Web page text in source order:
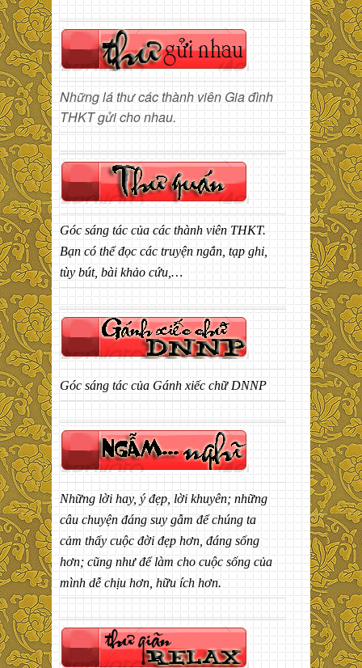
Những lá thư các thành viên Gia đình
THKT gửi cho nhau.
Góc sáng tác của các thành viên THKT.
Bạn có thể đọc các truyện ngắn, tạp ghi,
tùy bút, bài khảo cứu,…
Góc sáng tác của Gánh xiếc chữ DNNP
Những lời hay, ý đẹp, lời khuyên; những
câu chuyện đáng suy gẫm để chúng ta
cảm thấy cuộc đời đẹp hơn, đáng sống
hơn; cũng như để làm cho cuộc sống của
mình dễ chịu hơn, hữu ích hơn.